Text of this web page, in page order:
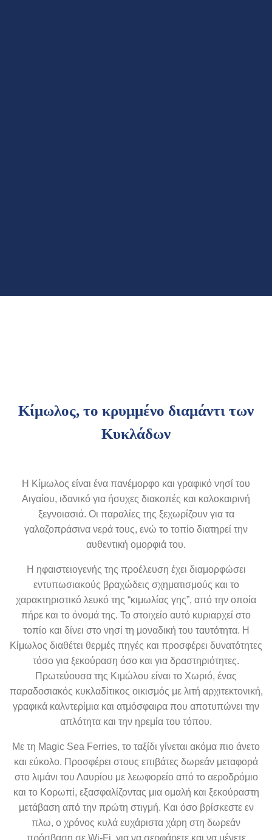
Κίμωλος, το κρυμμένο διαμάντι των
Κυκλάδων
Η Κίμωλος είναι ένα πανέμορφο και γραφικό νησί του
Αιγαίου, ιδανικό για ήσυχες διακοπές και καλοκαιρινή
ξεγνοιασιά. Οι παραλίες της ξεχωρίζουν για τα
γαλαζοπράσινα νερά τους, ενώ το τοπίο διατηρεί την
αυθεντική ομορφιά του.
Η ηφαιστειογενής της προέλευση έχει διαμορφώσει
εντυπωσιακούς βραχώδεις σχηματισμούς και το
χαρακτηριστικό λευκό της “κιμωλίας γης”, από την οποία
πήρε και το όνομά της. Το στοιχείο αυτό κυριαρχεί στο
τοπίο και δίνει στο νησί τη μοναδική του ταυτότητα. Η
Κίμωλος διαθέτει θερμές πηγές και προσφέρει δυνατότητες
τόσο για ξεκούραση όσο και για δραστηριότητες.
Πρωτεύουσα της Κιμώλου είναι το Χωριό, ένας
παραδοσιακός κυκλαδίτικος οικισμός με λιτή αρχιτεκτονική,
γραφικά καλντερίμια και ατμόσφαιρα που αποτυπώνει την
απλότητα και την ηρεμία του τόπου.
Με τη Magic Sea Ferries, το ταξίδι γίνεται ακόμα πιο άνετο
και εύκολο. Προσφέρει στους επιβάτες δωρεάν μεταφορά
στο λιμάνι του Λαυρίου με λεωφορείο από το αεροδρόμιο
και το Κορωπί, εξασφαλίζοντας μια ομαλή και ξεκούραστη
μετάβαση από την πρώτη στιγμή. Και όσο βρίσκεστε εν
πλω, ο χρόνος κυλά ευχάριστα χάρη στη δωρεάν
πρόσβαση σε Wi-Fi, για να σερφάρετε και να μένετε